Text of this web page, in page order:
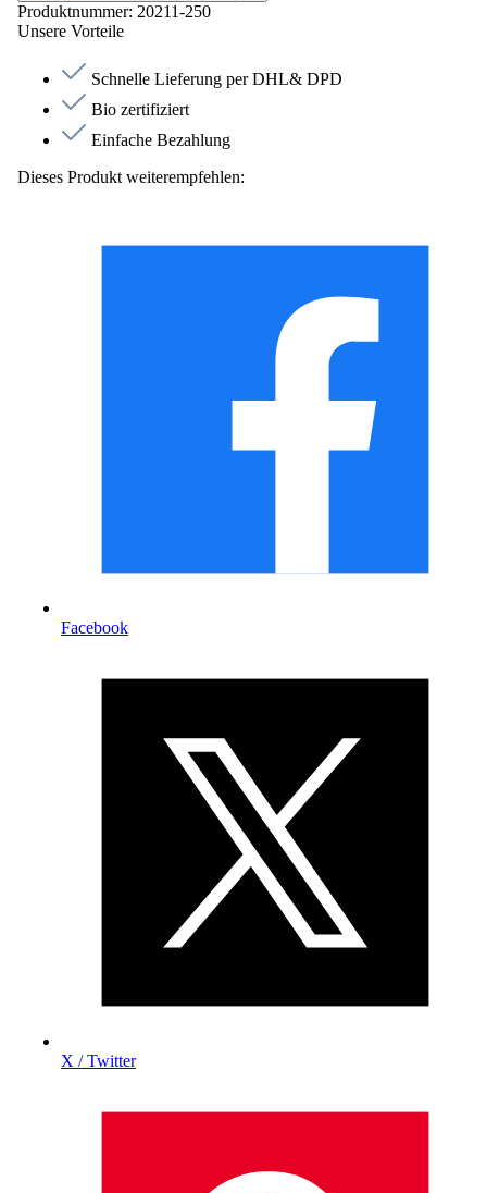
Produktnummer: 20211-250
Unsere Vorteile
Schnelle Lieferung per DHL& DPD
Bio zertifiziert
Einfache Bezahlung
Dieses Produkt weiterempfehlen:
Facebook
X / Twitter